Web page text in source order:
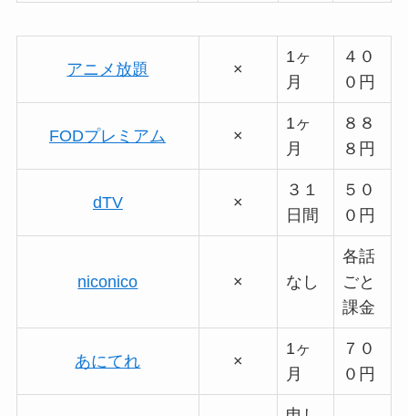
アニメ放題 ×
1ヶ
月
４０
０円
FODプレミアム ×
1ヶ
月
８８
８円
dTV ×
３１
日間
５０
０円
niconico × なし
各話
ごと
課金
あにてれ ×
1ヶ
月
７０
０円